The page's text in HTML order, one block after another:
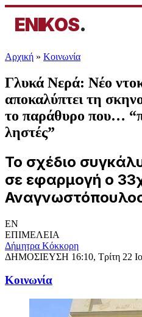
ENIKOS.
Αρχική » Κοινωνία
Γλυκά Νερά: Νέο
αποκαλύπτει τη
το παράθυρο που…
ληστές”
Το σχέδιο
σε εφαρμογή ο
EN
ΕΠΙΜΕΛΕΙΑ
Δήμητρα Κόκκορη
ΔΗΜΟΣΙΕΥΣΗ 16:10, Τρίτη 22
Κοινωνία